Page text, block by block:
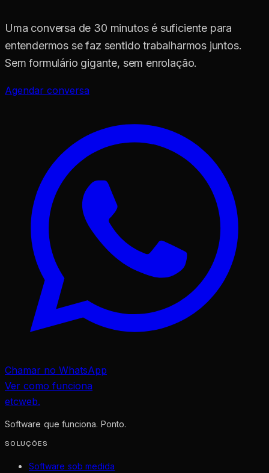
Uma conversa de 30 minutos é suficiente para
entendermos se faz sentido trabalharmos juntos.
Sem formulário gigante, sem enrolação.
Agendar conversa
Chamar no WhatsApp
Ver como funciona
etcweb.
Software que funciona. Ponto.
SOLUÇÕES
Software sob medida